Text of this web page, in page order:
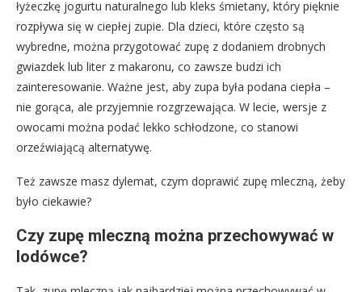
łyżeczkę jogurtu naturalnego lub kleks śmietany, który pięknie
rozpływa się w ciepłej zupie. Dla dzieci, które często są
wybredne, można przygotować zupę z dodaniem drobnych
gwiazdek lub liter z makaronu, co zawsze budzi ich
zainteresowanie. Ważne jest, aby zupa była podana ciepła –
nie gorąca, ale przyjemnie rozgrzewająca. W lecie, wersje z
owocami można podać lekko schłodzone, co stanowi
orzeźwiającą alternatywę.
Też zawsze masz dylemat, czym doprawić zupę mleczną, żeby
było ciekawie?
Czy zupę mleczną można przechowywać w
lodówce?